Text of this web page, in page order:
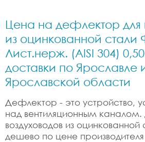
Цена на дефлектор для
из оцинкованной стали
Лист.нерж. (AISI 304)
доставки по Ярославле
Ярославской области
Дефлектор - это устройство,
над вентиляционным
воздуховодов из оцинкованной
дешево по цене